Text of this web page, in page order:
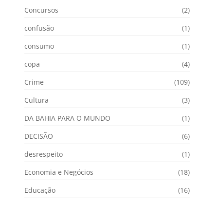
Concursos
(2)
confusão
(1)
consumo
(1)
copa
(4)
Crime
(109)
Cultura
(3)
DA BAHIA PARA O MUNDO
(1)
DECISÃO
(6)
desrespeito
(1)
Economia e Negócios
(18)
Educação
(16)